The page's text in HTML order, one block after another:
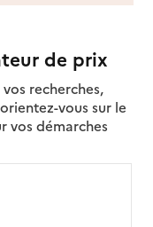
de prix
recherches,
vous sur le
vos démarches